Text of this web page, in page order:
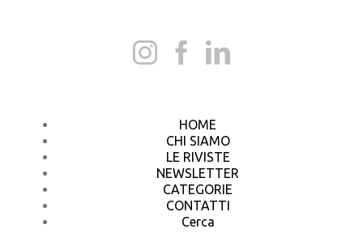
HOME
CHI SIAMO
LE RIVISTE
NEWSLETTER
CATEGORIE
CONTATTI
Cerca